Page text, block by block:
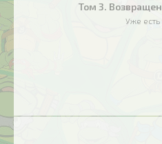
Том 3.
Уже есть